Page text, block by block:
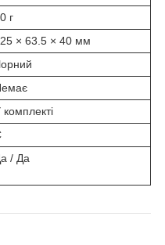
г
× 63.5 × 40 мм
комплекті
/ Да